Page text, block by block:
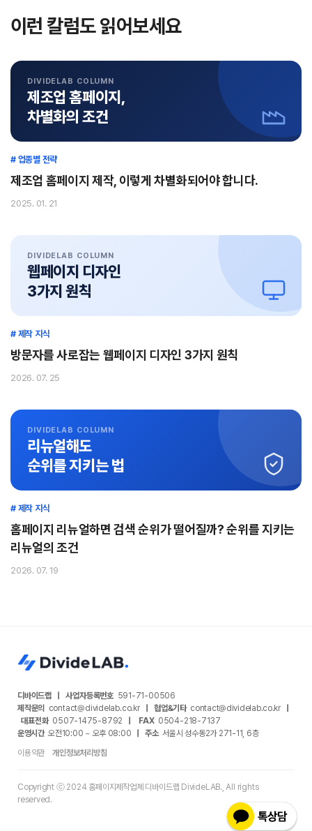
이런 칼럼도 읽어보세요
DIVIDELAB COLUMN
제조업 홈페이지,
차별화의 조건
# 업종별 전략
제조업 홈페이지 제작, 이렇게 차별화되어야 합니다.
2025. 01. 21
DIVIDELAB COLUMN
웹페이지 디자인
3가지 원칙
# 제작 지식
방문자를 사로잡는 웹페이지 디자인 3가지 원칙
2026. 07. 25
DIVIDELAB COLUMN
리뉴얼해도
순위를 지키는 법
# 제작 지식
홈페이지 리뉴얼하면 검색 순위가 떨어질까? 순위를 지키는
리뉴얼의 조건
2026. 07. 19
디바이드랩 사업자등록번호591-71-00506
제작문의
contact@dividelab.co.kr 협업&기타contact@dividelab.co.kr
대표전화 0507-1475-8792 FAX 0504-218-7137
운영시간오전10:00 ~ 오후 08:00 주소서울시 성수동2가 271-11, 6층
이용약관
개인정보처리방침
Copyright ⓒ 2024 홈페이지제작업체 디바이드랩 DivideLAB., All rights
reserved.